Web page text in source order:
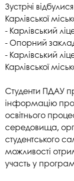
Зустрічі
Карлівської
- Карлівський
- Опорний
- Карлівський
Карлівської
Студенти ПДАУ
інформацію про
освітнього
середовища,
студентського
можливості
участь у